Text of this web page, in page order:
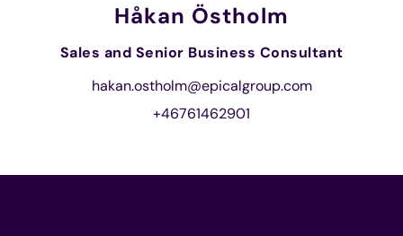
Håkan Östholm
Sales and Senior Business Consultant
hakan.ostholm@epicalgroup.com
+46761462901